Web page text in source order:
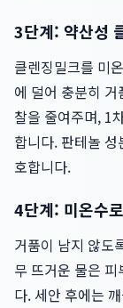
3단계: 약산성
클렌징밀크를 미
에 덜어 충분히
찰을 줄여주며, 1
합니다. 판테놀
호합니다.
4단계: 미온수
거품이 남지 않도
무 뜨거운 물은
다. 세안 후에는